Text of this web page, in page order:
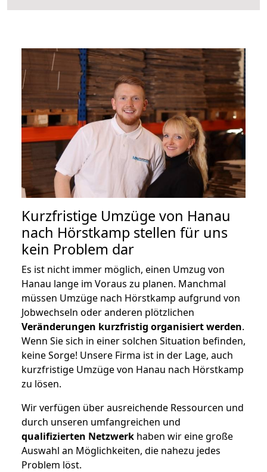
Kurzfristige Umzüge von Hanau
nach Hörstkamp stellen für uns
kein Problem dar
Es ist nicht immer möglich, einen Umzug von
Hanau lange im Voraus zu planen. Manchmal
müssen Umzüge nach Hörstkamp aufgrund von
Jobwechseln oder anderen plötzlichen
Veränderungen kurzfristig organisiert werden.
Wenn Sie sich in einer solchen Situation befinden,
keine Sorge! Unsere Firma ist in der Lage, auch
kurzfristige Umzüge von Hanau nach Hörstkamp
zu lösen.
Wir verfügen über ausreichende Ressourcen und
durch unseren umfangreichen und
qualifizierten Netzwerk haben wir eine große
Auswahl an Möglichkeiten, die nahezu jedes
Problem löst.